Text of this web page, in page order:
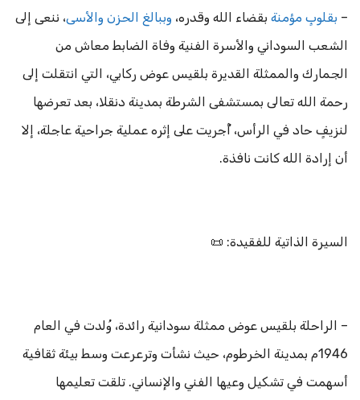
– بقلوبٍ مؤمنة بقضاء الله وقدره، وببالغ الحزن والأسى، ننعى إلى
الشعب السوداني والأسرة الفنية وفاة الضابط معاش من
الجمارك والممثلة القديرة بلقيس عوض ركابي، التي انتقلت إلى
رحمة الله تعالى بمستشفى الشرطة بمدينة دنقلا، بعد تعرضها
لنزيفٍ حاد في الرأس، أُجريت على إثره عملية جراحية عاجلة، إلا
أن إرادة الله كانت نافذة.
السيرة الذاتية للفقيدة: 📜
– الراحلة بلقيس عوض ممثلة سودانية رائدة، وُلدت في العام
1946م بمدينة الخرطوم، حيث نشأت وترعرعت وسط بيئة ثقافية
أسهمت في تشكيل وعيها الفني والإنساني. تلقت تعليمها